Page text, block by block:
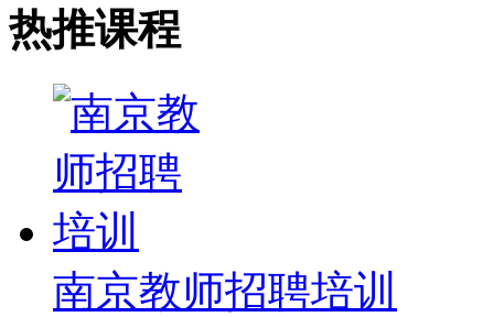
热推课程
南京教师招聘培训